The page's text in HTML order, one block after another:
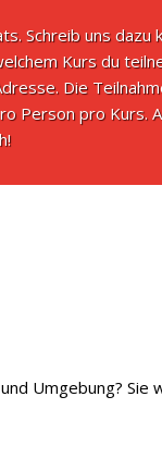
Schreib uns dazu
Kurs du
Die
Person pro Kurs.
Umgebung?